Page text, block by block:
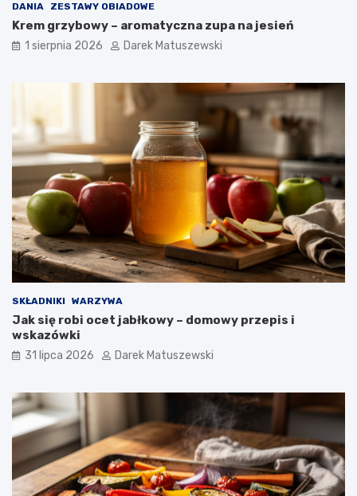
DANIA ZESTAWY OBIADOWE
Krem grzybowy – aromatyczna zupa na jesień
1 sierpnia 2026 Darek Matuszewski
SKŁADNIKI WARZYWA
Jak się robi ocet jabłkowy – domowy przepis i
wskazówki
31 lipca 2026 Darek Matuszewski